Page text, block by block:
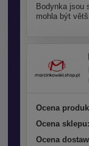
Bodynka jsou
mohla být
Ocena
Ocena sklepu:
Ocena